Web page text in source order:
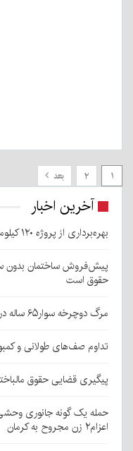
۱ ۲ بعد
آخرین اخبار
بهره‌برداری از پروژه ۱۲۰ کیلومتری فیبرنوری روستایی در قلعه‌گنج
پیش‌فروش ساختمان بدون
حقوق است
مرگ دوچرخه سوار۶۵ ساله در مسیر باغین
تداوم صف‌های طولانی و
پیگیری قضایی حقوق
حمله یک گونه جانوری وحشی
اعزام۲ زن مجروح به کرمان